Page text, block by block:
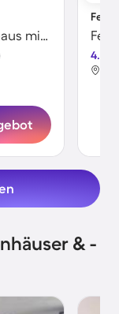
Voll ausgestattetes tolles Ferienhaus mit Grill, Terrasse und Garten
4.6
& -